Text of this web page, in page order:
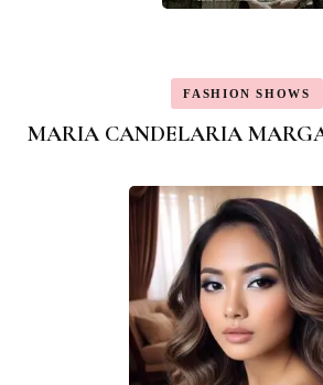
FASHION SHOWS
MARIA CANDELARIA